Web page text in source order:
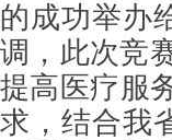
的成功举办
调，此次竞
提高医疗服
求，结合我